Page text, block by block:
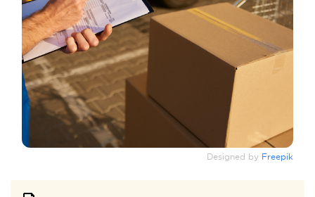
Designed by Freepik